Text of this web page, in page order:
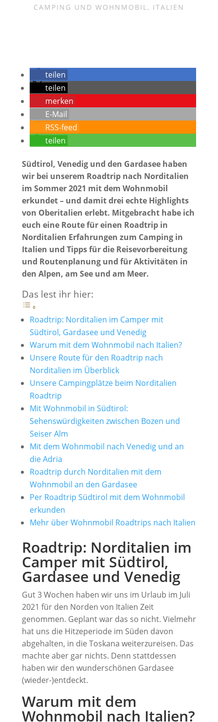
CAMPING UND WOHNMOBIL, ITALIEN
teilen
teilen
merken
E-Mail
RSS-feed
teilen
Südtirol, Venedig und den Gardasee haben
wir bei unserem Roadtrip nach Norditalien
im Sommer 2021 mit dem Wohnmobil
erkundet – und damit drei echte Highlights
von Oberitalien erlebt. Mitgebracht habe ich
euch eine Route für einen Roadtrip in
Norditalien Erfahrungen zum Camping in
Italien und Tipps für die Reisevorbereitung
und Routenplanung und für Aktivitäten in
den Alpen, am See und am Meer.
Das lest ihr hier:
Roadtrip: Norditalien im Camper mit
Südtirol, Gardasee und Venedig
Warum mit dem Wohnmobil nach Italien?
Unsere Route für den Roadtrip nach
Norditalien im Überblick
Unsere Campingplätze beim Norditalien
Roadtrip
Mit Wohnmobil in Südtirol:
Sehenswürdigkeiten zwischen Bozen und
Seiser Alm
Mit dem Wohnmobil nach Venedig und an
die Adria
Roadtrip durch Norditalien mit dem
Wohnmobil an den Gardasee
Per Roadtrip Südtirol mit dem Wohnmobil
erkunden
Mehr über Wohnmobil Roadtrips nach Italien
Roadtrip: Norditalien im
Camper mit Südtirol,
Gardasee und Venedig
Gut 3 Wochen haben wir uns im Urlaub im Juli
2021 für den Norden von Italien Zeit
genommen. Geplant war das so nicht. Vielmehr
hat uns die Hitzeperiode im Süden davon
abgehalten, in die Toskana weiterzureisen. Das
machte aber gar nichts. Denn stattdessen
haben wir den wunderschönen Gardasee
(wieder-)entdeckt.
Warum mit dem
Wohnmobil nach Italien?